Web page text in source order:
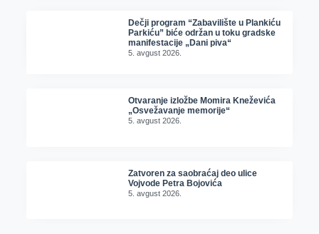
Dečji program “Zabavilište u Plankiću
Parkiću” biće održan u toku gradske
manifestacije „Dani piva“
5. avgust 2026.
Otvaranje izložbe Momira Kneževića
„Osvežavanje memorije“
5. avgust 2026.
Zatvoren za saobraćaj deo ulice
Vojvode Petra Bojovića
5. avgust 2026.